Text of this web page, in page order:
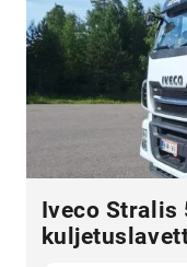
Iveco Stralis